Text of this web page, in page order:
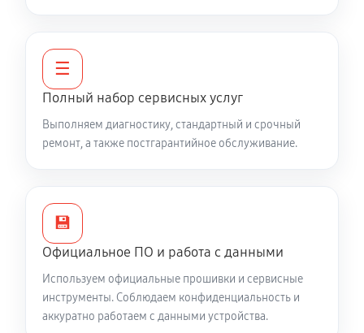
Вертикальные-горизонтальные полосы в
видоискателе и на видео
5270 руб 60 минут
Полностью отсутствует изображение в
видоискателе и на видео
60 минут
☰
Полный набор сервисных услуг
Выполняем диагностику, стандартный и срочный
ремонт, а также постгарантийное обслуживание.
💾
Официальное ПО и работа с данными
Используем официальные прошивки и сервисные
инструменты. Соблюдаем конфиденциальность и
аккуратно работаем с данными устройства.